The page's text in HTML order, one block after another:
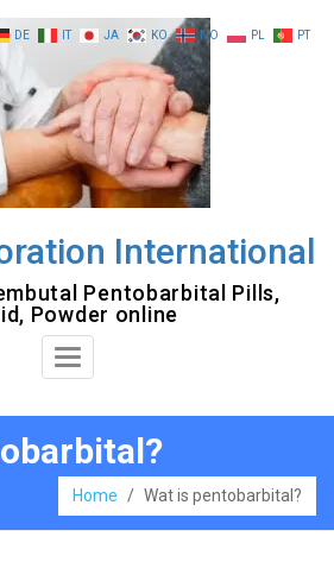
International
Pentobarbital Pills,
Powder online
Toggle
Home / Wat is pentobarbital?
DE IT JA KO NO PL PT